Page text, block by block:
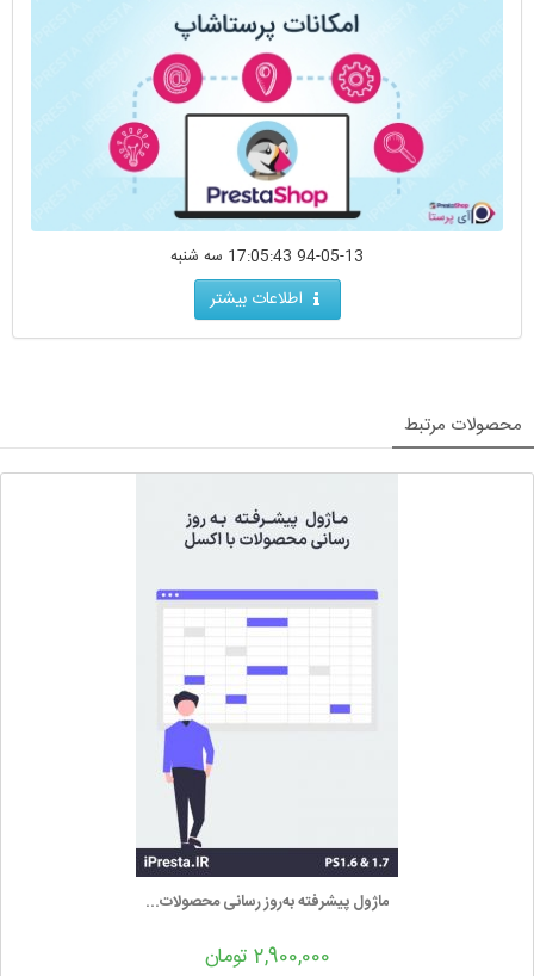
94-05-13 17:05:43 سه شنبه
اطلاعات بیشتر
محصولات مرتبط
ماژول پیشرفته به‌روز رسانی محصولات...
2,900,000 تومان